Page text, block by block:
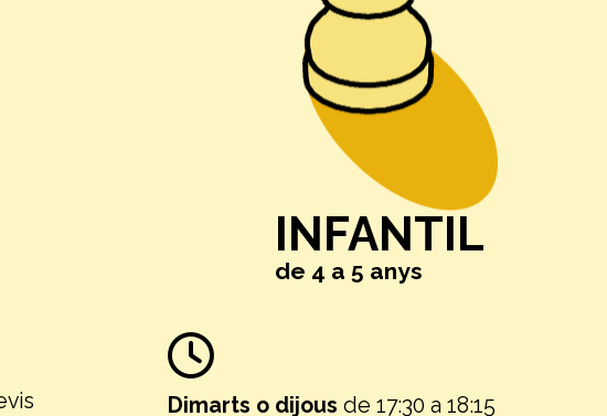
INFANTIL
de 4 a 5 anys
Dimarts o dijous de 17:30 a 18:15